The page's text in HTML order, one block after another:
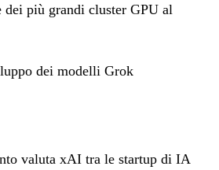
dei più grandi cluster GPU al
dei modelli Grok
valuta xAI tra le startup di IA